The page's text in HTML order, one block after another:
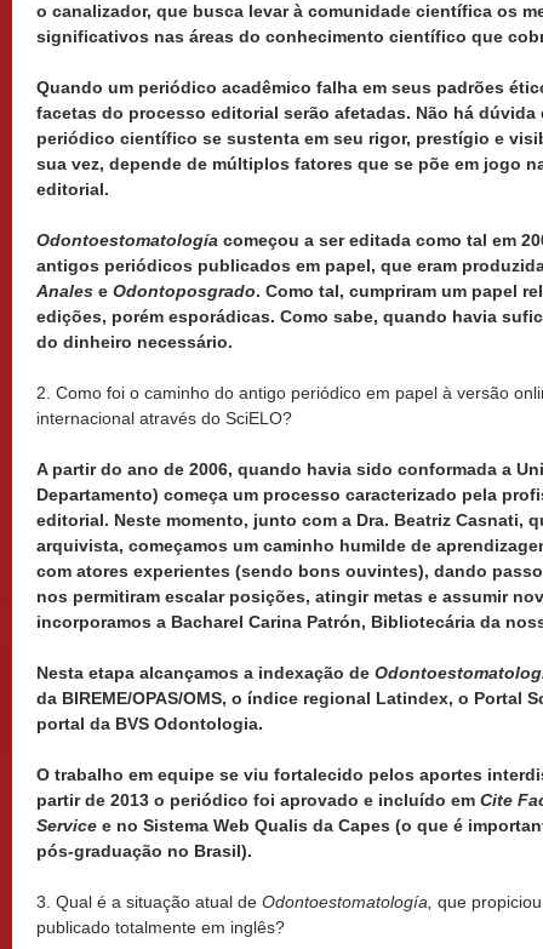
o canalizador, que busca levar à comunidade científica os
significativos nas áreas do conhecimento científico que
Quando um periódico acadêmico falha em seus padrões
facetas do processo editorial serão afetadas. Não há dúvida
periódico científico se sustenta em seu rigor, prestígio e
sua vez, depende de múltiplos fatores que se põe em jogo
editorial.
Odontoestomatología começou a ser editada como tal em
antigos periódicos publicados em papel, que eram
Anales e Odontoposgrado. Como tal, cumpriram um papel
edições, porém esporádicas. Como sabe, quando havia
do dinheiro necessário.
2. Como foi o caminho do antigo periódico em papel à versão
internacional através do SciELO?
A partir do ano de 2006, quando havia sido conformada a
Departamento) começa um processo caracterizado pela
editorial. Neste momento, junto com a Dra. Beatriz Casnati,
arquivista, começamos um caminho humilde de
com atores experientes (sendo bons ouvintes), dando
nos permitiram escalar posições, atingir metas e assumir
incorporamos a Bacharel Carina Patrón, Bibliotecária da
Nesta etapa alcançamos a indexação de
da BIREME/OPAS/OMS, o índice regional Latindex, o Portal
portal da BVS Odontologia.
O trabalho em equipe se viu fortalecido pelos aportes
partir de 2013 o periódico foi aprovado e incluído em Cite
Service e no Sistema Web Qualis da Capes (o que é
pós-graduação no Brasil).
3. Qual é a situação atual de Odontoestomatología, que
publicado totalmente em inglês?